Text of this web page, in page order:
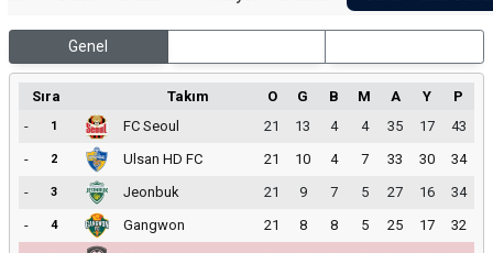
Genel
Sıra Takım O G B M A Y
P
-
1 FC Seoul 21 13 4 4 35 17
43
-
2 Ulsan HD FC 21 10 4 7 33 30
34
-
3 Jeonbuk 21 9 7 5 27 16
34
-
4 Gangwon 21 8 8 5 25 17
32